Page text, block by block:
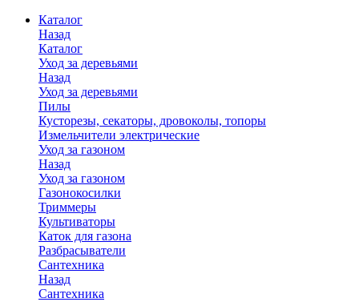
Каталог
Назад
Каталог
Уход за деревьями
Назад
Уход за деревьями
Пилы
Кусторезы, секаторы, дровоколы, топоры
Измельчители электрические
Уход за газоном
Назад
Уход за газоном
Газонокосилки
Триммеры
Культиваторы
Каток для газона
Разбрасыватели
Сантехника
Назад
Сантехника